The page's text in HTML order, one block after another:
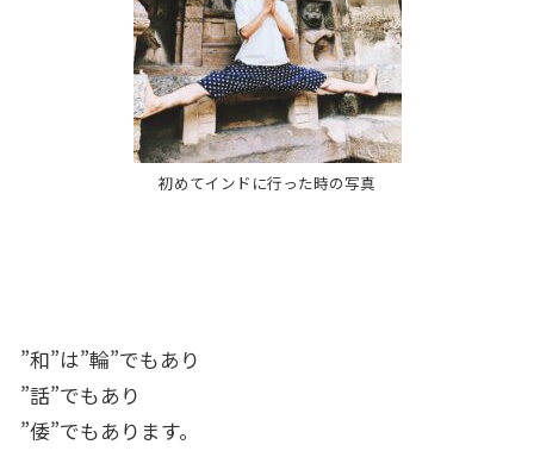
初めてインドに行った時の写真
”和”は”輪”でもあり
”話”でもあり
”倭”でもあります。